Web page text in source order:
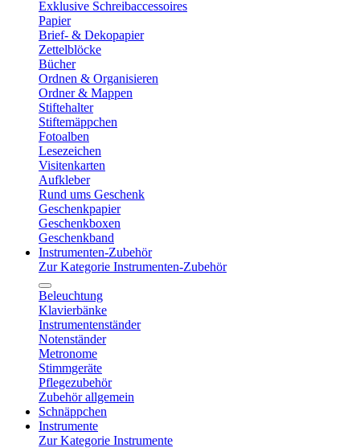
Exklusive Schreibaccessoires
Papier
Brief- & Dekopapier
Zettelblöcke
Bücher
Ordnen & Organisieren
Ordner & Mappen
Stiftehalter
Stiftemäppchen
Fotoalben
Lesezeichen
Visitenkarten
Aufkleber
Rund ums Geschenk
Geschenkpapier
Geschenkboxen
Geschenkband
Instrumenten-Zubehör
Zur Kategorie Instrumenten-Zubehör
Beleuchtung
Klavierbänke
Instrumentenständer
Notenständer
Metronome
Stimmgeräte
Pflegezubehör
Zubehör allgemein
Schnäppchen
Instrumente
Zur Kategorie Instrumente